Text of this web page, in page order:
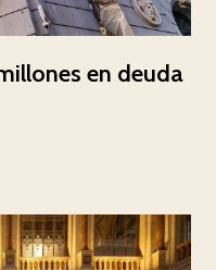
en deuda